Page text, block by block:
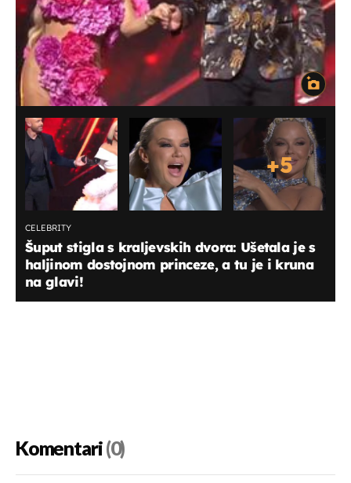
+5
CELEBRITY
Šuput stigla s kraljevskih dvora: Ušetala je s
haljinom dostojnom princeze, a tu je i kruna
na glavi!
Komentari(0)